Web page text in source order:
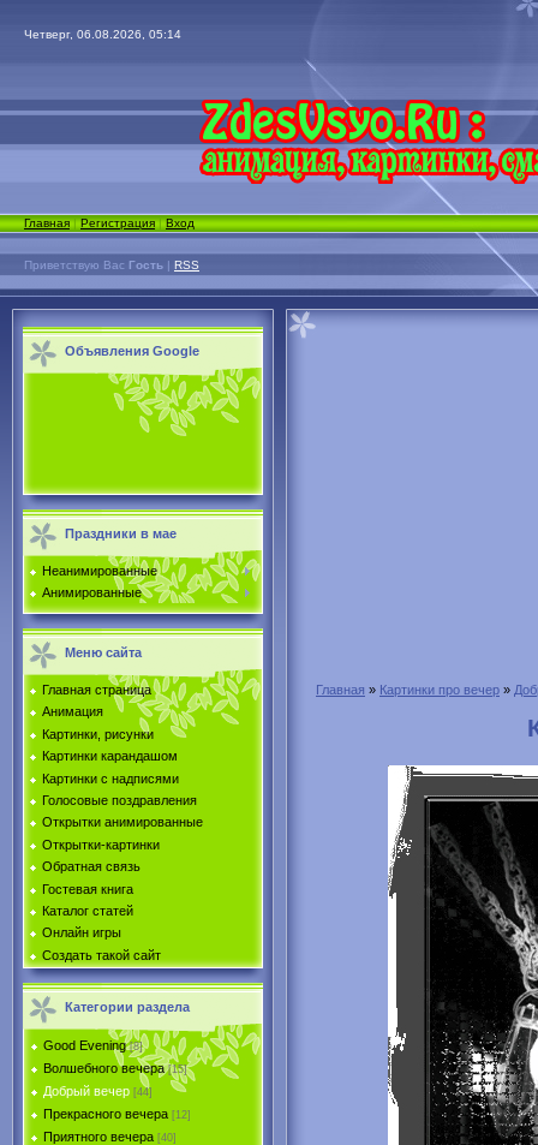
Четверг, 06.08.2026, 05:14
Главная|Регистрация|Вход
Приветствую Вас Гость | RSS
Объявления Google
Праздники в мае
Неанимированные
Анимированные
Меню сайта
Главная страница
Анимация
Картинки, рисунки
Картинки карандашом
Картинки с надписями
Голосовые поздравления
Открытки анимированные
Открытки-картинки
Обратная связь
Гостевая книга
Каталог статей
Онлайн игры
Создать такой сайт
Категории раздела
Good Evening [8]
Волшебного вечера [15]
Добрый вечер [44]
Прекрасного вечера [12]
Приятного вечера [40]
Главная » Картинки про вечер »